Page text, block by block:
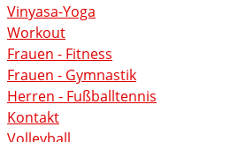
Vinyasa-Yoga
Workout
Frauen - Fitness
Frauen - Gymnastik
Herren - Fußballtennis
Kontakt